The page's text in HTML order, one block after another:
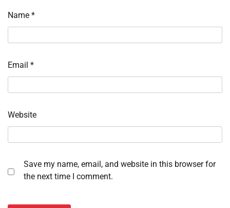
Name *
Email *
Website
Save my name, email, and website in this browser for
the next time I comment.